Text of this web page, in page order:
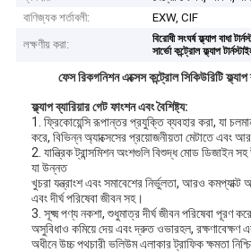
বাণিজ্যক শর্তাবলী:
EXW, CIF
লক্ষণীয় করা:
বিরোধী সংঘর্ষ ফ্ল্যাপ বাধা
সার্ভো কন্ট্রোল ফ্ল্যাপ
ফেস রিকগনিশন এক্সেস কন্ট্রোল সিকিউরিটি ফ্ল্যাপ
ফ্ল্যাপ ব্যারিয়ার গেট ফাংশন এবং বৈশিষ্ট্য:
1. ফ্রিকোয়েন্সি রূপান্তর প্রযুক্তি ব্যবহার করা, যা
করে, বিভিন্ন অ্যাক্সেসের প্রয়োজনীয়তা মেটাতে এবং
2. যান্ত্রিক ট্রান্সমিশন অংশগুলি বিশুদ্ধ মোড ডিজাইন
যা উন্নত
খুচরা যন্ত্রাংশ এবং সমাবেশের নির্ভুলতা, আরও
এবং দীর্ঘ পরিষেবা জীবন সহ।
3. সূক্ষ্ম পণ্য নকশা, শুধুমাত্র দীর্ঘ জীবন পরিষেবা পূরণ
অসুবিধাও কমিয়ে দেয় এবং দ্রুত ওভারহল, রক্ষণাবেক্ষণ
অধীনে উচ্চ পথচারী ভলিউম এলাকার ট্রাফিক ক্ষমতা